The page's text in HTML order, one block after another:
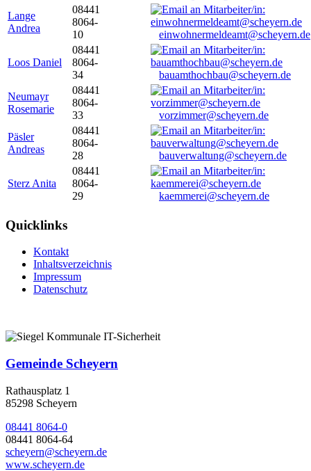
Lange
Andrea
08441
8064-
10
einwohnermeldeamt@scheyern.de
Loos Daniel
08441
8064-
34
bauamthochbau@scheyern.de
Neumayr
Rosemarie
08441
8064-
33
vorzimmer@scheyern.de
Päsler
Andreas
08441
8064-
28
bauverwaltung@scheyern.de
Sterz Anita
08441
8064-
29
kaemmerei@scheyern.de
Quicklinks
Kontakt
Inhaltsverzeichnis
Impressum
Datenschutz
Gemeinde Scheyern
Rathausplatz 1
85298 Scheyern
08441 8064-0
08441 8064-64
scheyern@scheyern.de
www.scheyern.de